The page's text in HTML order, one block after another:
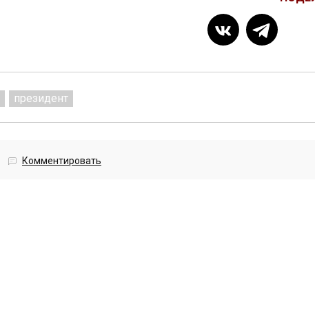
президент
Комментировать